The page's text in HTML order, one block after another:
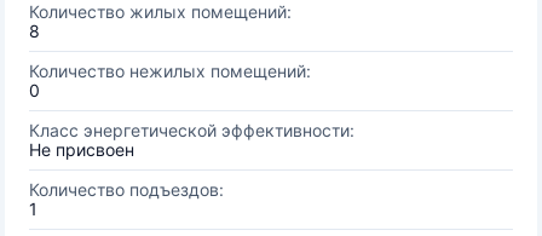
Количество жилых помещений:
8
Количество нежилых помещений:
0
Класс энергетической эффективности:
Не присвоен
Количество подъездов:
1